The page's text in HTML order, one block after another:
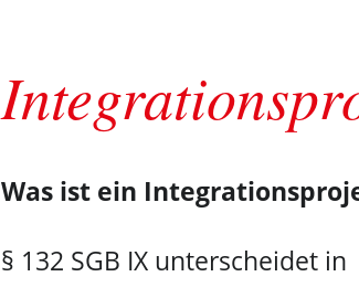
Was ist ein
§ 132 SGB IX unterscheidet in